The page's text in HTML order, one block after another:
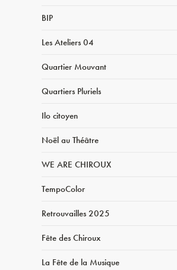
BIP
Les Ateliers 04
Quartier Mouvant
Quartiers Pluriels
Ilo citoyen
Noël au Théâtre
WE ARE CHIROUX
TempoColor
Retrouvailles 2025
Fête des Chiroux
La Fête de la Musique